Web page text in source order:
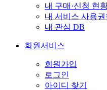
내 구매·신청 현
내 서비스 사용
내 관심 DB
회원서비스
회원가입
로그인
아이디 찾기